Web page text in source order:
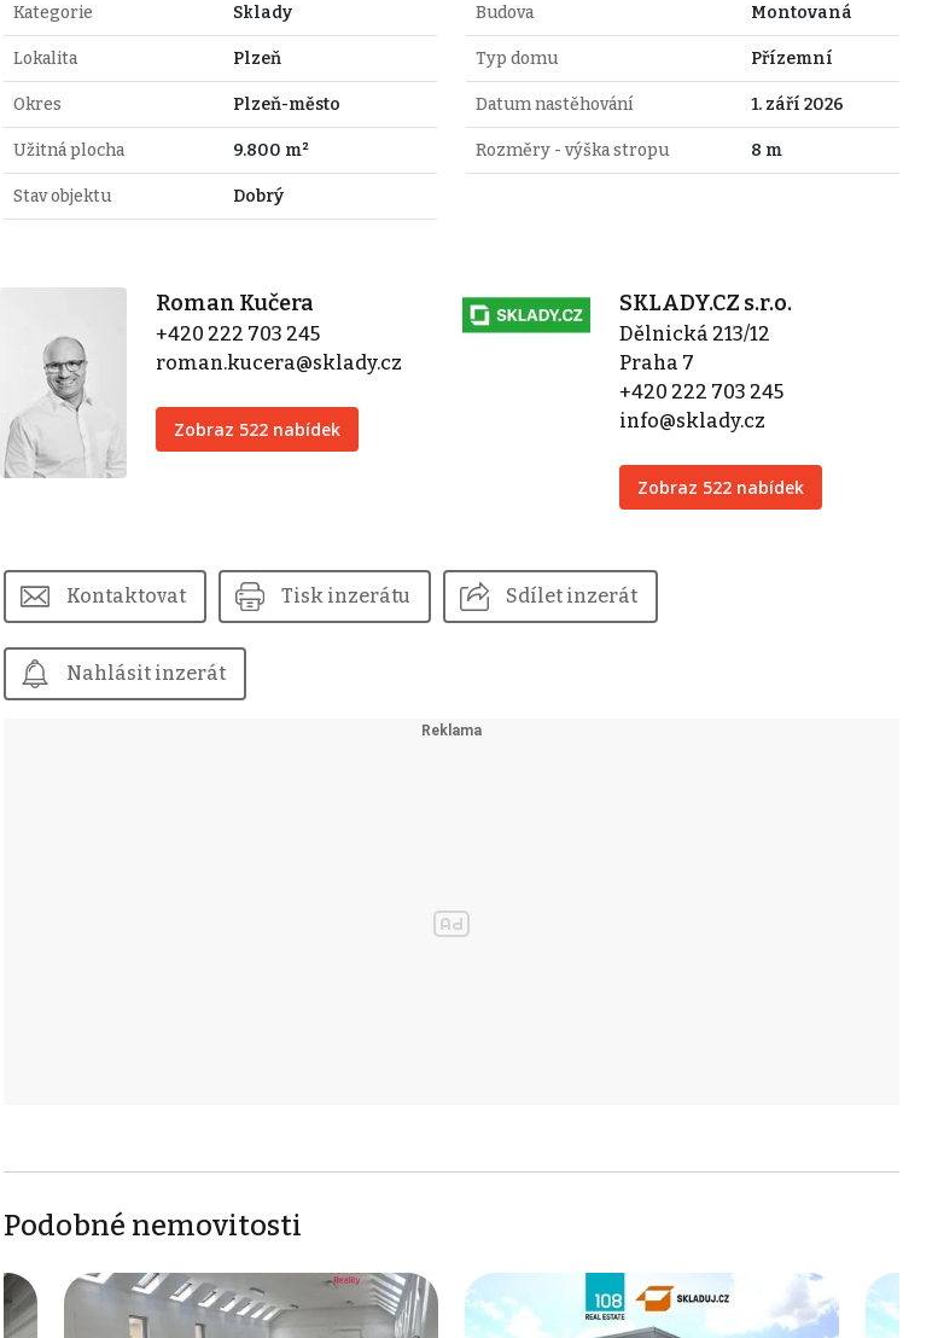
Kategorie Sklady
Lokalita Plzeň
Okres Plzeň-město
Užitná plocha 9.800 m²
Stav objektu Dobrý
Budova Montovaná
Typ domu Přízemní
Datum nastěhování 1. září 2026
Rozměry - výška stropu 8 m
Roman Kučera
+420 222 703 245
roman.kucera@sklady.cz
Zobraz 522 nabídek
SKLADY.CZ s.r.o.
Dělnická 213/12
Praha 7
+420 222 703 245
info@sklady.cz
Zobraz 522 nabídek
Kontaktovat Tisk inzerátu Sdílet inzerát
Nahlásit inzerát
Podobné nemovitosti